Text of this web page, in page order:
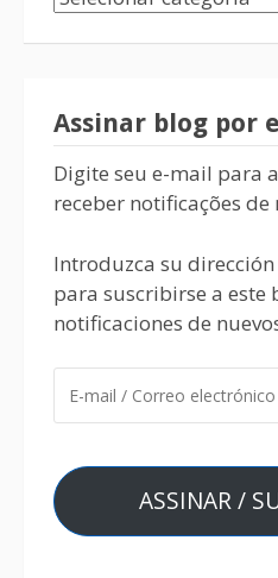
Assinar blog por
Digite seu e-mail para
receber notificações
Introduzca su
para suscribirse a este
notificaciones de
ASSINAR /